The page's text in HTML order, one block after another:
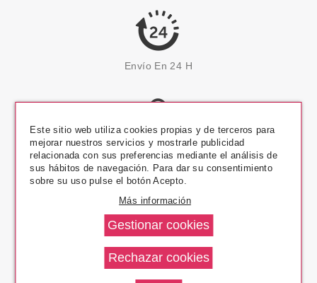
Envío En 24 H
Pago Seguro
14 Días Devolución
Este sitio web utiliza cookies propias y de terceros para
mejorar nuestros servicios y mostrarle publicidad
relacionada con sus preferencias mediante el análisis de
sus hábitos de navegación. Para dar su consentimiento
sobre su uso pulse el botón Acepto.
Más información